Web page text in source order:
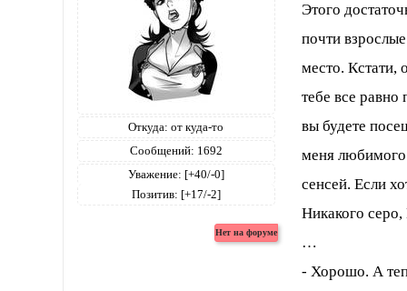
Откуда: от куда-то
Сообщений: 1692
Уважение: [+40/-0]
Позитив: [+17/-2]
Этого
почти
место. Кстати,
тебе все равно
вы будете
меня
сенсей. Если
Никакого
…
- Хорошо. А